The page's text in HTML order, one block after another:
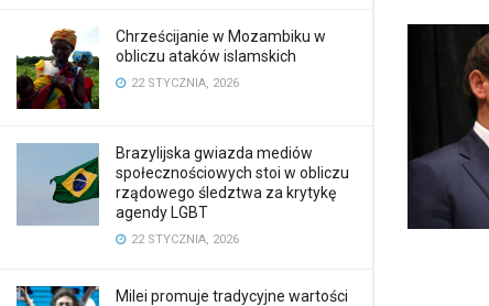
Chrześcijanie w Mozambiku w
obliczu ataków islamskich
22 STYCZNIA, 2026
Brazylijska gwiazda mediów
społecznościowych stoi w obliczu
rządowego śledztwa za krytykę
agendy LGBT
22 STYCZNIA, 2026
Milei promuje tradycyjne wartości